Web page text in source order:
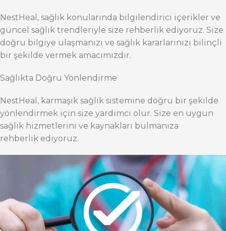
NestHeal, sağlık konularında bilgilendirici içerikler ve
güncel sağlık trendleriyle size rehberlik ediyoruz. Size
doğru bilgiye ulaşmanızı ve sağlık kararlarınızı bilinçli
bir şekilde vermek amacımızdır.
Sağlıkta Doğru Yönlendirme
NestHeal, karmaşık sağlık sistemine doğru bir şekilde
yönlendirmek için size yardımcı olur. Size en uygun
sağlık hizmetlerini ve kaynakları bulmanıza
rehberlik ediyoruz.